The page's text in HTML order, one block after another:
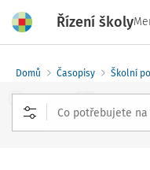
Řízení školy
Domů Časopisy Školní